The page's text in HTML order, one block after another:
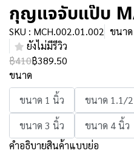
กุญแจจับแป๊บ
SKU : MCH.002.01.002 ขนา
ยังไม่มีรีวิว
฿410฿389.50
ขนาด
ขนาด 1 นิ้ว
ขนาด 1.1/
ขนาด 3 นิ้ว
ขนาด 4 นิ้ว
คำอธิบายสินค้าแบบย่อ